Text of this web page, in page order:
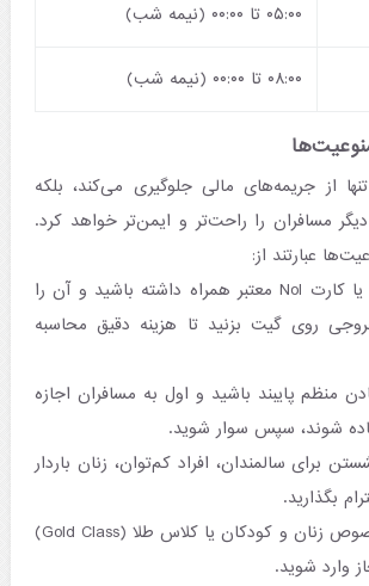
۰۵:۰۰ تا ۰۰:۰۰ (نیمه شب)
۰۸:۰۰ تا ۰۰:۰۰ (نیمه شب)
از جریمه‌های مالی جلوگیری می‌کند، بلکه
مسافران را راحت‌تر و ایمن‌تر خواهد کرد.
عبارتند از:
همیشه بلیط یا کارت Nol معتبر همراه داشته باشید و آن را
روی گیت بزنید تا هزینه دقیق محاسبه
منظم پایبند باشید و اول به مسافران اجازه
شوند، سپس سوار شوید.
برای سالمندان، افراد کم‌توان، زنان باردار
بگذارید.
در کابین مخصوص زنان و کودکان یا کلاس طلا (Gold Class)
وارد شوید.